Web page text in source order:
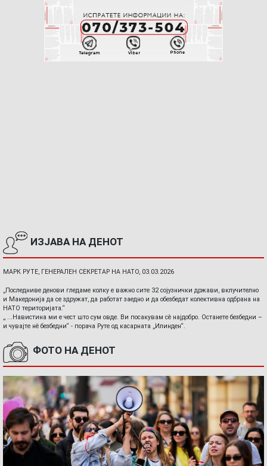
ИЗЈАВА НА ДЕНОТ
МАРК РУТЕ, ГЕНЕРАЛЕН СЕКРЕТАР НА НАТО, 03.03.2026
„Последниве денови гледаме колку е важно сите 32 сојузнички држави, вклучително
и Македонија да се здружат, да работат заедно и да обезбедат колективна одбрана на
НАТО територијата.“
„ ...Навистина ми е чест што сум овде. Ви посакувам сè најдобро. Останете безбедни –
и чувајте нè безбедни“ - порача Руте од касарната „Илинден“.
ФОТО НА ДЕНОТ